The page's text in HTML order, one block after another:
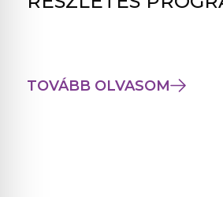
TOVÁBB OLVASOM